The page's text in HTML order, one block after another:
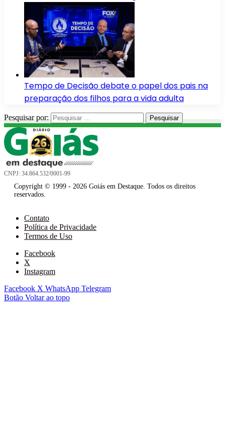
Tempo de Decisão debate o papel dos pais na
preparação dos filhos para a vida adulta
Pesquisar por:
CNPJ: 34.864.532/0001-99
Copyright © 1999 - 2026 Goiás em Destaque. Todos os direitos
reservados.
Contato
Política de Privacidade
Termos de Uso
Facebook
X
Instagram
Facebook X WhatsApp Telegram
Botão Voltar ao topo